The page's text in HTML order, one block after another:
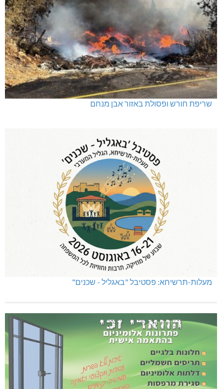
שריפת חורש ופסולת באזור אבן מנחם
מעלות-תרשיחא: פסטיבל "באגליל - שכנים"